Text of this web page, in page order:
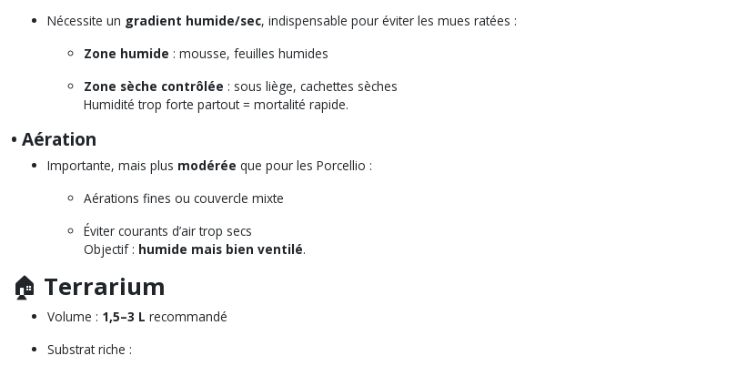
Nécessite un gradient humide/sec, indispensable pour éviter les mues ratées :
Zone humide : mousse, feuilles humides
Zone sèche contrôlée : sous liège, cachettes sèches
Humidité trop forte partout = mortalité rapide.
• Aération
Importante, mais plus modérée que pour les Porcellio :
Aérations fines ou couvercle mixte
Éviter courants d’air trop secs
Objectif : humide mais bien ventilé.
🏠 Terrarium
Volume : 1,5–3 L recommandé
Substrat riche :